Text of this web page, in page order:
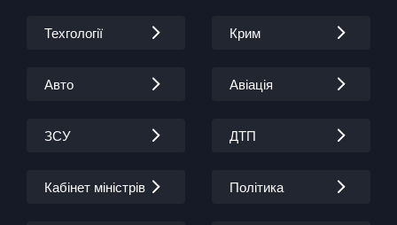
Техгології Крим
Авто Авіація
ЗСУ ДТП
Кабінет міністрів Політика